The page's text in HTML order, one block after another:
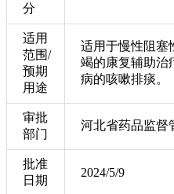
分
适用
范围/
预期
用途
适用于慢性阻塞
竭的康复辅助治
病的咳嗽排痰。
审批
部门
河北省药品监督
批准
日期
2024/5/9